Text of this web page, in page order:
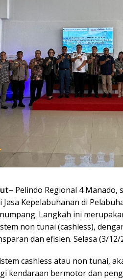
– Pelindo Regional 4
Kepelabuhanan di
Langkah ini
non tunai (cashless),
dan efisien. Selasa (3/12/
cashless atau non tunai,
kendaraan bermotor dan